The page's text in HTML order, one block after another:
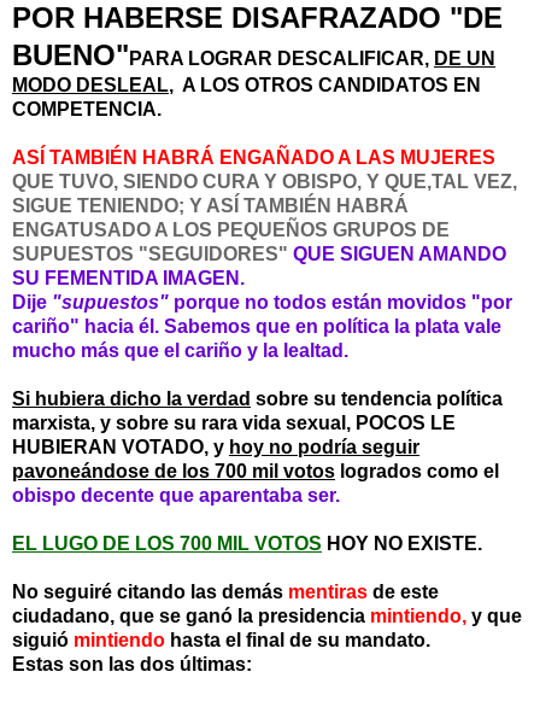
POR HABERSE DISAFRAZADO "DE
BUENO" PARA LOGRAR DESCALIFICAR, DE UN
MODO DESLEAL, A LOS OTROS CANDIDATOS EN
COMPETENCIA.
ASÍ TAMBIÉN HABRÁ ENGAÑADO A LAS MUJERES
QUE TUVO, SIENDO CURA Y OBISPO, Y QUE,TAL VEZ,
SIGUE TENIENDO; Y ASÍ TAMBIÉN HABRÁ
ENGATUSADO A LOS PEQUEÑOS GRUPOS DE
SUPUESTOS "SEGUIDORES" QUE SIGUEN AMANDO
SU FEMENTIDA IMAGEN.
Dije "supuestos" porque no todos están movidos "por
cariño" hacia él. Sabemos que en política la plata vale
mucho más que el cariño y la lealtad.
Si hubiera dicho la verdad sobre su tendencia política
marxista, y sobre su rara vida sexual, POCOS LE
HUBIERAN VOTADO, y hoy no podría seguir
pavoneándose de los 700 mil votos logrados como el
obispo decente que aparentaba ser.
EL LUGO DE LOS 700 MIL VOTOS HOY NO EXISTE.
No seguiré citando las demás mentiras de este
ciudadano, que se ganó la presidencia mintiendo, y que
siguió mintiendo hasta el final de su mandato.
Estas son las dos últimas: